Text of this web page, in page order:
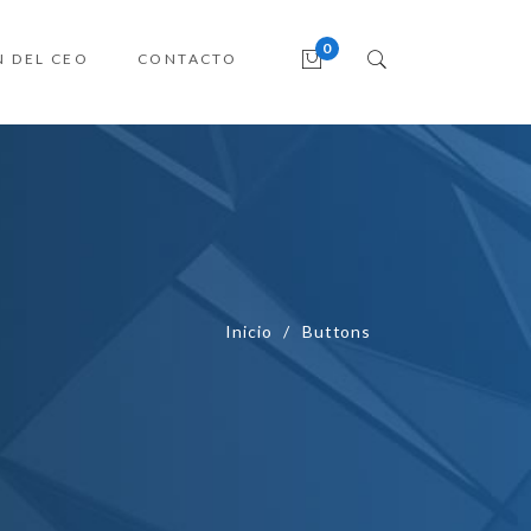
DEL CEO CONTACTO
Inicio Buttons